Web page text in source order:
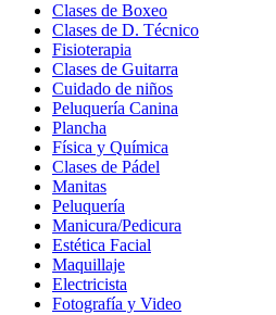
Clases de Boxeo
Clases de D. Técnico
Fisioterapia
Clases de Guitarra
Cuidado de niños
Peluquería Canina
Plancha
Física y Química
Clases de Pádel
Manitas
Peluquería
Manicura/Pedicura
Estética Facial
Maquillaje
Electricista
Fotografía y Video